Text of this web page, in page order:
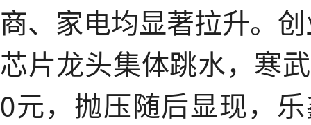
商、家电均显著拉升。
芯片龙头集体跳水，寒
0元，抛压随后显现，